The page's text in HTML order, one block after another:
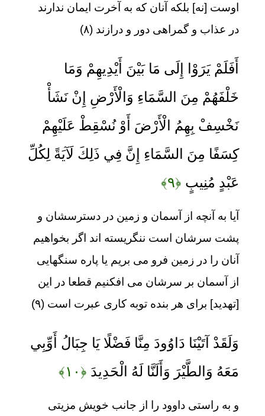
اوست [نه] بلكه آنان كه به آخرت ايمان ندارند
در عذاب و گمراهى دور و درازند (۸)
أَفَلَمْ يَرَوْا إِلَى مَا بَيْنَ أَيْدِيهِمْ وَمَا
خَلْفَهُمْ مِنَ السَّمَاءِ وَالْأَرْضِ إِنْ نَشَأْ
نَخْسِفْ بِهِمُ الْأَرْضَ أَوْ نُسْقِطْ عَلَيْهِمْ
كِسَفًا مِنَ السَّمَاءِ إِنَّ فِي ذَلِكَ لَآيَةً لِكُلِّ
عَبْدٍ مُنِيبٍ ﴿۹﴾
آيا به آنچه از آسمان و زمين در دسترسشان و
پشت‏ سرشان است ننگريسته‏ اند اگر بخواهيم
آنان را در زمين فرو مى ‏بريم يا پاره ‏سنگهايى
از آسمان بر سرشان مى‏ افكنيم قطعا در اين
[تهديد] براى هر بنده توبه‏ كارى عبرت است (۹)
وَلَقَدْ آتَيْنَا دَاوُودَ مِنَّا فَضْلًا يَا جِبَالُ أَوِّبِي
مَعَهُ وَالطَّيْرَ وَأَلَنَّا لَهُ الْحَدِيدَ ﴿۱۰﴾
و به راستى داوود را از جانب خويش مزيتى